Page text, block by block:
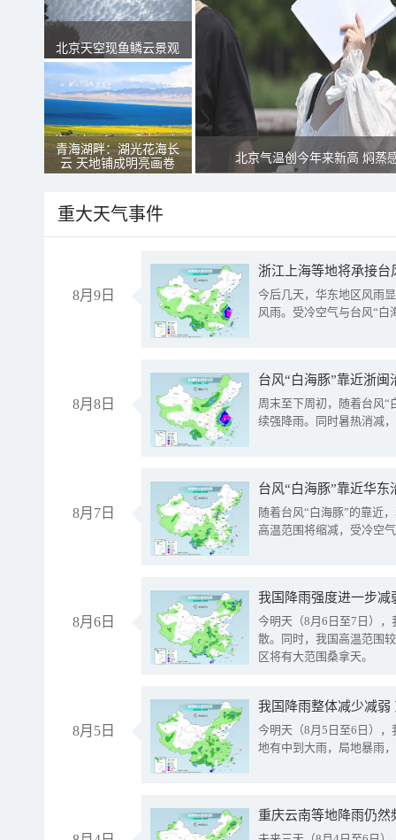
北京天空现鱼鳞云景观
青海湖畔：湖光花海长
云 天地铺成明亮画卷
北京气温创今年来新高 焖蒸
重大天气事件
8月9日
浙江上海等地将承接台
今后几天，华东地区风雨
风雨。受冷空气与台风“白
8月8日
台风“白海豚”靠近浙
周末至下周初，随着台风“
续强降雨。同时暑热消减
8月7日
台风“白海豚”靠近华
随着台风“白海豚”的靠近
高温范围将缩减，受冷空
8月6日
今明天（8月6日至7日）
散。同时，我国高温范围
区将有大范围桑拿天。
8月5日
我国降雨整体减少减弱
今明天（8月5日至6日）
地有中到大雨，局地暴雨
重庆云南等地降雨仍然